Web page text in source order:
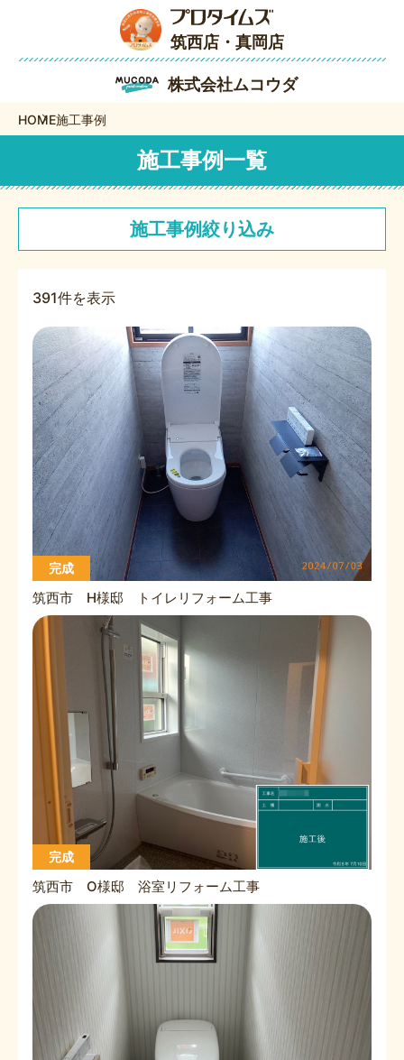
筑西店・真岡店
株式会社ムコウダ
HOME施工事例
施工事例一覧
施工事例絞り込み
391件を表示
完成
筑西市 H様邸 トイレリフォーム工事
完成
筑西市 O様邸 浴室リフォーム工事